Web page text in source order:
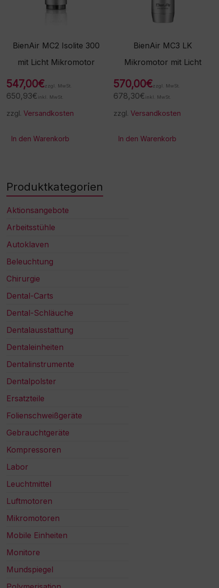
BienAir MC2 Isolite 300
mit Licht Mikromotor
547,00€zzgl. MwSt.
650,93€ inkl. MwSt.
zzgl.Versandkosten
In den Warenkorb
BienAir MC3 LK
Mikromotor mit Licht
570,00€zzgl. MwSt.
678,30€ inkl. MwSt.
zzgl.Versandkosten
In den Warenkorb
Produktkategorien
Aktionsangebote
Arbeitsstühle
Autoklaven
Beleuchtung
Chirurgie
Dental-Carts
Dental-Schläuche
Dentalausstattung
Dentaleinheiten
Dentalinstrumente
Dentalpolster
Ersatzteile
Folienschweißgeräte
Gebrauchtgeräte
Kompressoren
Labor
Leuchtmittel
Luftmotoren
Mikromotoren
Mobile Einheiten
Monitore
Mundspiegel